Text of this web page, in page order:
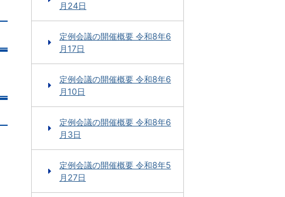
月24日
定例会議の開催概要 令和8年6
月17日
定例会議の開催概要 令和8年6
月10日
定例会議の開催概要 令和8年6
月3日
定例会議の開催概要 令和8年5
月27日